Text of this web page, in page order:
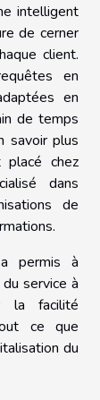
intelligent
de cerner
client.
en
en
de temps
savoir plus
placé chez
dans
de
permis à
service à
la facilité
ce que
du